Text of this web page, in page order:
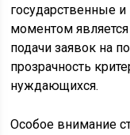
государственные
моментом
подачи заявок на
прозрачность
нуждающихся.
Особое внимание